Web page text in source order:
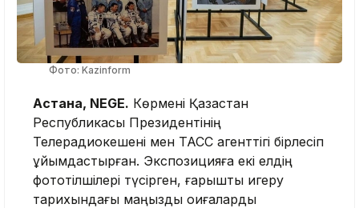
Фото: Kazinform
Астана, NEGE. Көрмені Қазақстан
Республикасы Президентінің
Телерадиокешені мен ТАСС агенттігі бірлесіп
ұйымдастырған. Экспозицияға екі елдің
фототілшілері түсірген, ғарышты игеру
тарихындағы маңызды оқиғаларды